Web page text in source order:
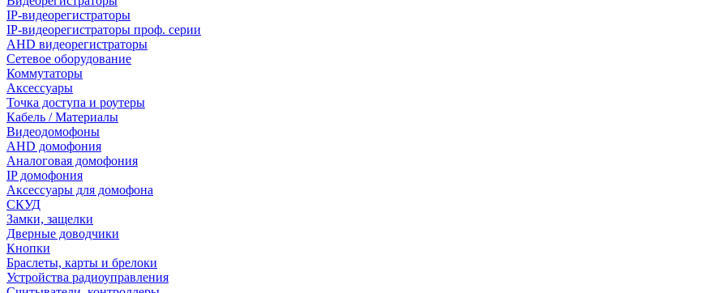
IP-видеорегистраторы
IP-видеорегистраторы проф. серии
AHD видеорегистраторы
Сетевое оборудование
Коммутаторы
Аксессуары
Точка доступа и роутеры
Кабель / Материалы
Видеодомофоны
AHD домофония
Аналоговая домофония
IP домофония
Аксессуары для домофона
СКУД
Замки, защелки
Дверные доводчики
Кнопки
Браслеты, карты и брелоки
Устройства радиоуправления